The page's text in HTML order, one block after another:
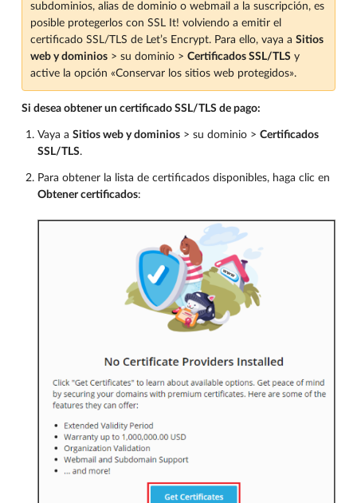
subdominios, alias de dominio o webmail a la suscripción, es
posible protegerlos con SSL It! volviendo a emitir el
certificado SSL/TLS de Let’s Encrypt. Para ello, vaya a Sitios
web y dominios > su dominio > Certificados SSL/TLS y
active la opción «Conservar los sitios web protegidos».
Si desea obtener un certificado SSL/TLS de pago:
Vaya a Sitios web y dominios > su dominio > Certificados
SSL/TLS.
Para obtener la lista de certificados disponibles, haga clic en
Obtener certificados: